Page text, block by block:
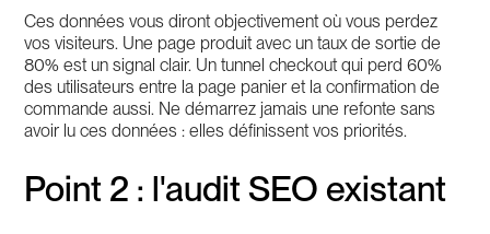
Ces données vous diront objectivement où vous perdez
vos visiteurs. Une page produit avec un taux de sortie de
80% est un signal clair. Un tunnel checkout qui perd 60%
des utilisateurs entre la page panier et la confirmation de
commande aussi. Ne démarrez jamais une refonte sans
avoir lu ces données : elles définissent vos priorités.
Point 2 : l'audit SEO existant